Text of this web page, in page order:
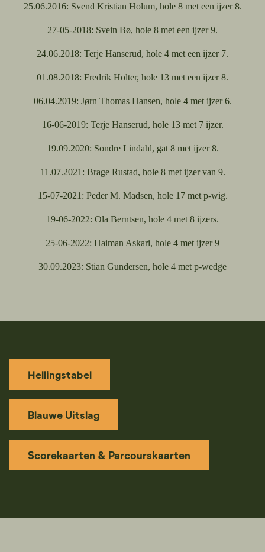
25.06.2016: Svend Kristian Holum, hole 8 met een ijzer 8.
27-05-2018: Svein Bø, hole 8 met een ijzer 9.
24.06.2018: Terje Hanserud, hole 4 met een ijzer 7.
01.08.2018: Fredrik Holter, hole 13 met een ijzer 8.
06.04.2019: Jørn Thomas Hansen, hole 4 met ijzer 6.
16-06-2019: Terje Hanserud, hole 13 met 7 ijzer.
19.09.2020: Sondre Lindahl, gat 8 met ijzer 8.
11.07.2021: Brage Rustad, hole 8 met ijzer van 9.
15-07-2021: Peder M. Madsen, hole 17 met p-wig.
19-06-2022: Ola Berntsen, hole 4 met 8 ijzers.
25-06-2022: Haiman Askari, hole 4 met ijzer 9
30.09.2023: Stian Gundersen, hole 4 met p-wedge
Hellingstabel
Blauwe Uitslag
Scorekaarten & Parcourskaarten